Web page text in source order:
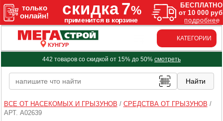
КУНГУР
КАТЕГОРИИ
442 товаров со скидкой от 15% до 50% смотреть
ВСЕ ОТ НАСЕКОМЫХ И ГРЫЗУНОВ / СРЕДСТВА ОТ ГРЫЗУНОВ /
АРТ. A02639